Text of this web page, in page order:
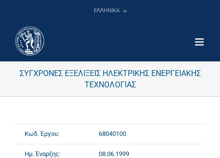
ΕΛΛΗΝΙΚΑ
ΣΥΓΧΡΟΝΕΣ ΕΞΕΛΙΞΕΙΣ ΗΛΕΚΤΡΙΚΗΣ ΕΝΕΡΓΕΙΑΚΗΣ
ΤΕΧΝΟΛΟΓΙΑΣ
Κωδ. Έργου: 68040100
Ημ. Έναρξης: 08.06.1999